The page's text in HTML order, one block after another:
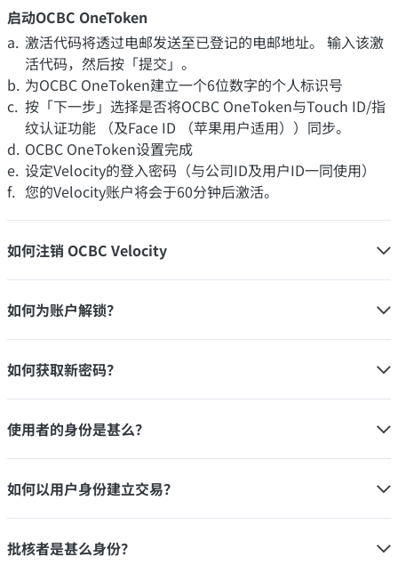
启动OCBC OneToken
激活代码将透过电邮发送至已登记的电邮地址。 输入该激
活代码，然后按「提交」。
为OCBC OneToken建立一个6位数字的个人标识号
按「下一步」选择是否将OCBC OneToken与Touch ID/指
纹认证功能 （及Face ID （苹果用户适用））同步。
OCBC OneToken设置完成
设定Velocity的登入密码（与公司ID及用户ID一同使用）
您的Velocity账户将会于60分钟后激活。
如何注销 OCBC Velocity
如何为账户解锁？
如何获取新密码？
使用者的身份是甚么？
如何以用户身份建立交易？
批核者是甚么身份？